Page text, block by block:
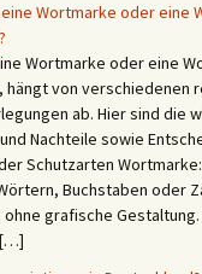
Wortmarke oder eine
Wortmarke oder eine
hängt von verschiedenen
ab. Hier sind die
Nachteile sowie
Schutzarten
Buchstaben oder
ohne grafische
[…]